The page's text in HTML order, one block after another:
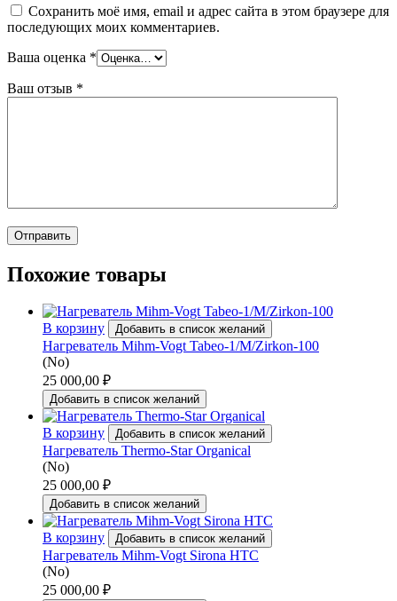
Сохранить моё имя, email и адрес сайта в этом браузере для
последующих моих комментариев.
Ваша оценка *
Ваш отзыв *
Похожие товары
В корзину Добавить в список желаний
Нагреватель Mihm-Vogt Tabeo-1/M/Zirkon-100
(No)
25 000,00 ₽
Добавить в список желаний
В корзину Добавить в список желаний
Нагреватель Thermo-Star Organical
(No)
25 000,00 ₽
Добавить в список желаний
В корзину Добавить в список желаний
Нагреватель Mihm-Vogt Sirona HTC
(No)
25 000,00 ₽